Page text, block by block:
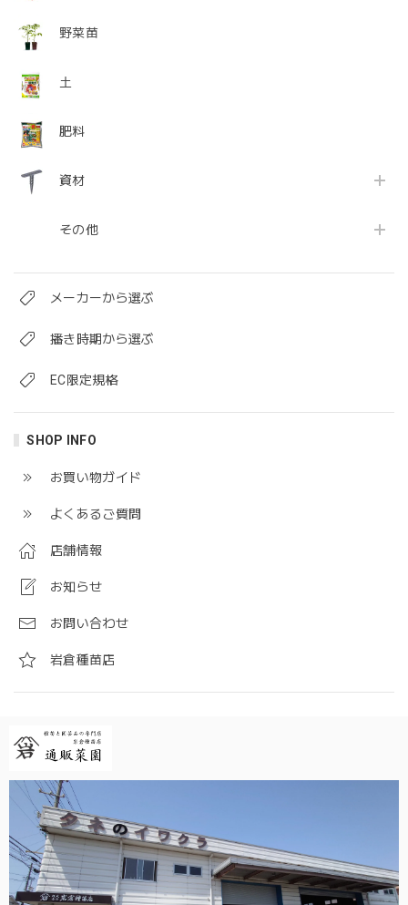
野菜苗
土
肥料
資材
その他
メーカーから選ぶ
播き時期から選ぶ
EC限定規格
SHOP INFO
お買い物ガイド
よくあるご質問
店舗情報
お知らせ
お問い合わせ
岩倉種苗店